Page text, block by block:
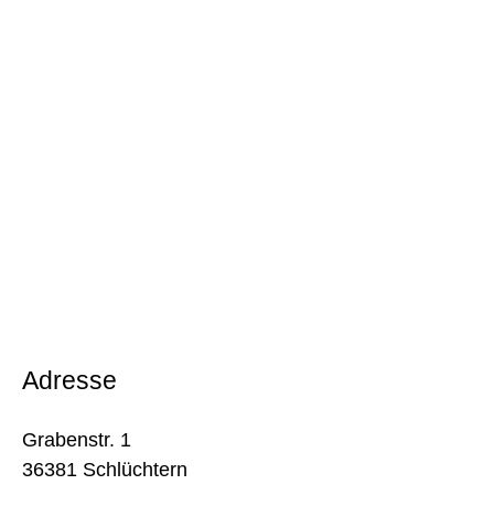
Adresse
Grabenstr. 1
36381 Schlüchtern